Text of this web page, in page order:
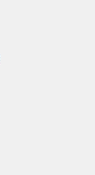
manifest.json